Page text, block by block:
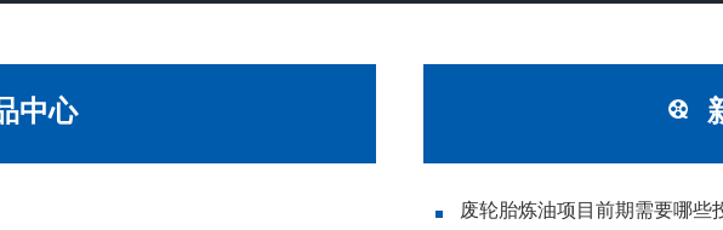
中心
废轮胎炼油项目前期需要哪些